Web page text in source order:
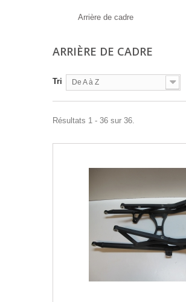
Arrière de cadre
ARRIÈRE DE CADRE
Tri De A à Z
Résultats 1 - 36 sur 36.